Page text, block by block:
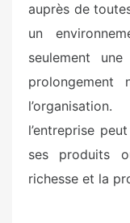
auprès de
un
seulement
prolongement
l’entreprise
ses produits
richesse et la